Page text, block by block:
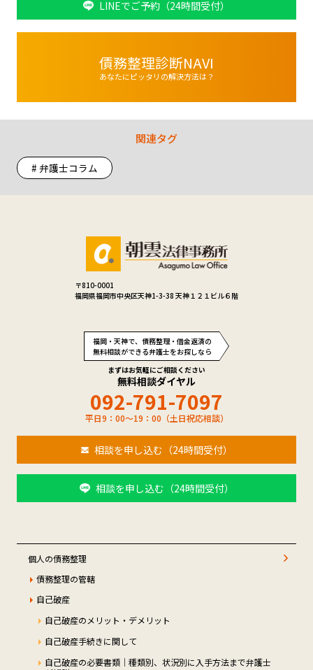
LINEでご予約（24時間受付）
債務整理診断NAVI
あなたにピッタリの解決方法は？
関連タグ
# 弁護士コラム
〒810-0001
福岡県福岡市中央区天神1-3-38 天神１２１ビル６階
福岡・天神で、債務整理・借金返済の
無料相談ができる弁護士をお探しなら
まずはお気軽にご相談ください
無料相談ダイヤル
092-791-7097
平日9：00～19：00（土日祝応相談）
相談を申し込む（24時間受付）
相談を申し込む（24時間受付）
個人の債務整理
債務整理の管轄
自己破産
自己破産のメリット・デメリット
自己破産手続きに関して
自己破産の必要書類｜種類別、状況別に入手方法まで弁護士